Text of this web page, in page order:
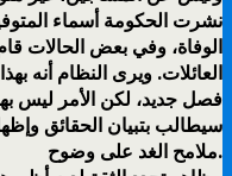
نشرت الحكومة أسماء
الوفاة، وفي بعض الحالات
العائلات. ويرى النظام أنه
فصل جديد، لكن الأمر ليس
سيطالب بتبيان الحقائق
ملامح الغد على وضوح.